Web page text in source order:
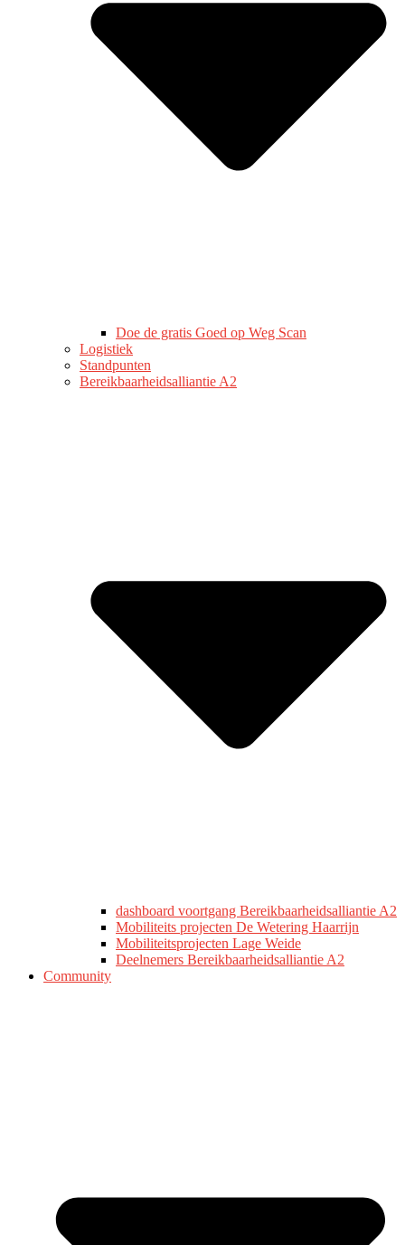
Doe de gratis Goed op Weg Scan
Logistiek
Standpunten
Bereikbaarheidsalliantie A2
dashboard voortgang Bereikbaarheidsalliantie A2
Mobiliteits projecten De Wetering Haarrijn
Mobiliteitsprojecten Lage Weide
Deelnemers Bereikbaarheidsalliantie A2
Community